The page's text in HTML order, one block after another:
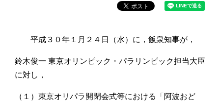
平成３０年１月２４日（水）に，飯泉知事が，
鈴木俊一 東京オリンピック・パラリンピック担当大臣
に対し，
（１）東京オリパラ開閉会式等における「阿波おど